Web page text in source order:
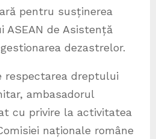
pentru susținerea
de Asistență
dezastrelor.
respectarea dreptului
ambasadorul
cu privire la activitatea
naționale române